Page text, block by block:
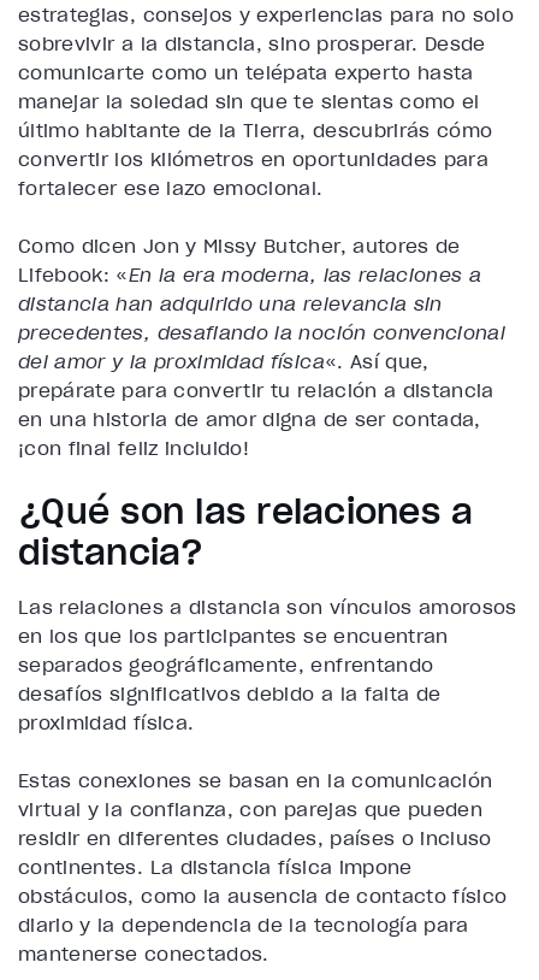
estrategias, consejos y experiencias para no solo
sobrevivir a la distancia, sino prosperar. Desde
comunicarte como un telépata experto hasta
manejar la soledad sin que te sientas como el
último habitante de la Tierra, descubrirás cómo
convertir los kilómetros en oportunidades para
fortalecer ese lazo emocional.
Como dicen Jon y Missy Butcher, autores de
Lifebook: «En la era moderna, las relaciones a
distancia han adquirido una relevancia sin
precedentes, desafiando la noción convencional
del amor y la proximidad física«. Así que,
prepárate para convertir tu relación a distancia
en una historia de amor digna de ser contada,
¡con final feliz incluido!
¿Qué son las relaciones a
distancia?
Las relaciones a distancia son vínculos amorosos
en los que los participantes se encuentran
separados geográficamente, enfrentando
desafíos significativos debido a la falta de
proximidad física.
Estas conexiones se basan en la comunicación
virtual y la confianza, con parejas que pueden
residir en diferentes ciudades, países o incluso
continentes. La distancia física impone
obstáculos, como la ausencia de contacto físico
diario y la dependencia de la tecnología para
mantenerse conectados.